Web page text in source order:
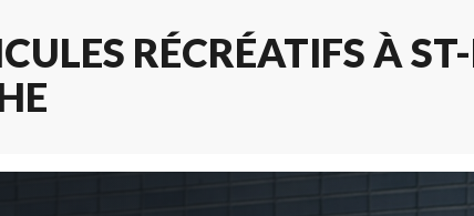
RÉCRÉATIFS À